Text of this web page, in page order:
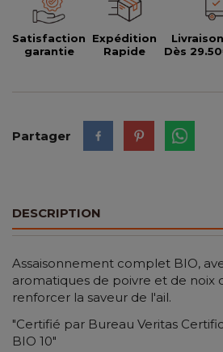
Satisfaction
garantie
Expédition
Rapide
Dès
Partager
DESCRIPTION
Assaisonnement complet BIO,
aromatiques de poivre et de noix
renforcer la saveur de l'ail.
"Certifié par Bureau Veritas
BIO 10"